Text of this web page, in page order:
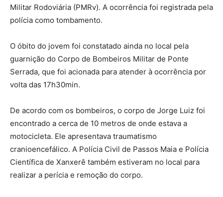
Militar Rodoviária (PMRv). A ocorrência foi registrada pela
polícia como tombamento.
O óbito do jovem foi constatado ainda no local pela
guarnição do Corpo de Bombeiros Militar de Ponte
Serrada, que foi acionada para atender à ocorrência por
volta das 17h30min.
De acordo com os bombeiros, o corpo de Jorge Luiz foi
encontrado a cerca de 10 metros de onde estava a
motocicleta. Ele apresentava traumatismo
cranioencefálico. A Polícia Civil de Passos Maia e Polícia
Científica de Xanxerê também estiveram no local para
realizar a perícia e remoção do corpo.